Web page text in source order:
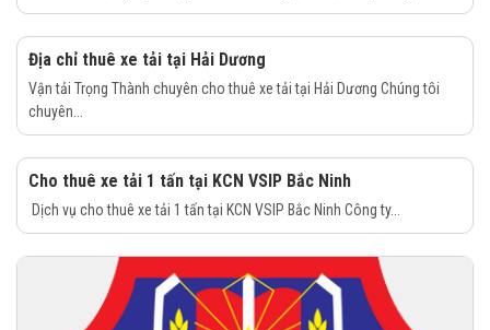
Địa chỉ thuê xe tải tại Hải Dương
Vận tải Trọng Thành chuyên cho thuê xe tải tại Hải Dương Chúng tôi
chuyên...
Cho thuê xe tải 1 tấn tại KCN VSIP Bắc Ninh
Dịch vụ cho thuê xe tải 1 tấn tại KCN VSIP Bắc Ninh Công ty...